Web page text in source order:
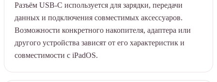
Разъём USB-C используется для зарядки, передачи
данных и подключения совместимых аксессуаров.
Возможности конкретного накопителя, адаптера или
другого устройства зависят от его характеристик и
совместимости с iPadOS.